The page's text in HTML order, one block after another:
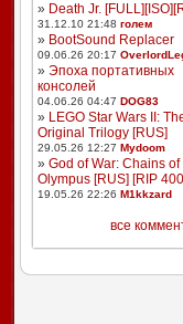
» Death Jr.
31.12.10 21:48 голем
» BootSound Replacer
09.06.26 20:17
» Эпоха портативных
консолей
04.06.26 04:47 DOG83
» LEGO Star Wars II:
Original Trilogy [RUS]
29.05.26 12:27 Mydoom
» God of War: Chains of
Olympus [RUS] [RIP
19.05.26 22:26 M1kkzard
все